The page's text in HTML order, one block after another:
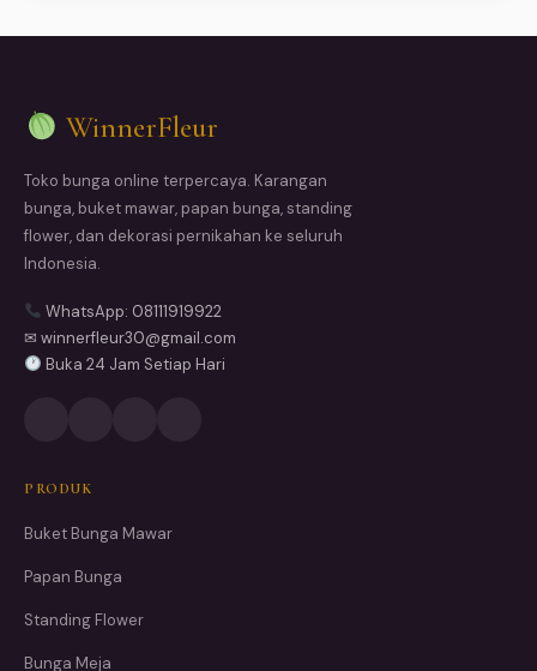
WinnerFleur
Toko bunga online terpercaya. Karangan
bunga, buket mawar, papan bunga, standing
flower, dan dekorasi pernikahan ke seluruh
Indonesia.
WhatsApp: 08111919922
✉ winnerfleur30@gmail.com
Buka 24 Jam Setiap Hari
PRODUK
Buket Bunga Mawar
Papan Bunga
Standing Flower
Bunga Meja